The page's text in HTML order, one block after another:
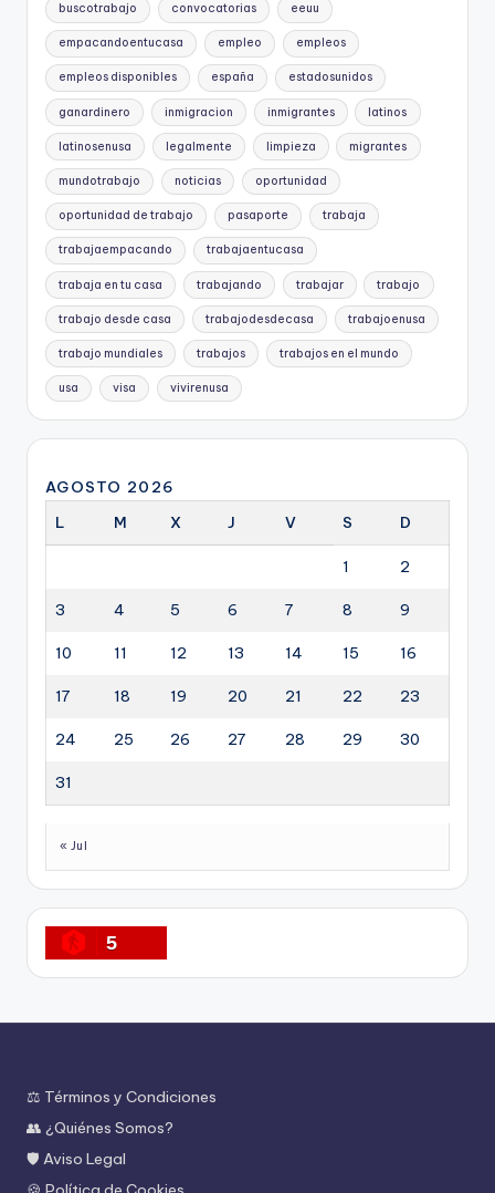
buscotrabajo convocatorias eeuu
empacandoentucasa empleo empleos
empleos disponibles españa estadosunidos
ganardinero inmigracion inmigrantes latinos
latinosenusa legalmente limpieza migrantes
mundotrabajo noticias oportunidad
oportunidad de trabajo pasaporte trabaja
trabajaempacando trabajaentucasa
trabaja en tu casa trabajando trabajar trabajo
trabajo desde casa trabajodesdecasa trabajoenusa
trabajo mundiales trabajos trabajos en el mundo
usa visa vivirenusa
AGOSTO 2026
L
M X J V S D
1 2
3 4 5 6 7 8 9
10 11 12 13 14 15 16
17 18 19 20 21 22 23
24 25 26 27 28 29 30
31
« Jul
5
⚖️ Términos y Condiciones
👥 ¿Quiénes Somos?
🛡️ Aviso Legal